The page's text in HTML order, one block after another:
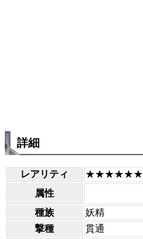
詳細
レアリティ
★★★★★★
属性
種族
妖精
撃種
貫通